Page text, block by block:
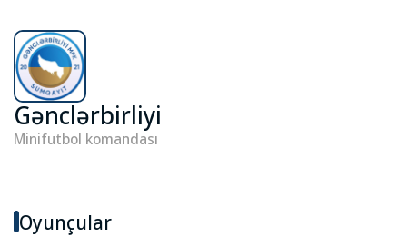
Gənclərbirliyi
Minifutbol komandası
Oyunçular